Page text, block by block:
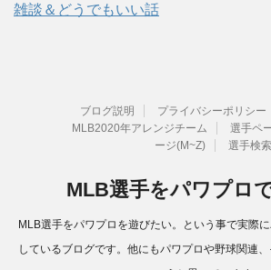
雑談＆どうでもいい話
ブログ説明 プライバシーポリシー
MLB2020年アレンジチーム
選手ペ
ージ(M~Z)
選手検索
MLB選手をパワプロ
MLB選手をパワプロを遊びたい。という事で実際
しているブログです。他にもパワプロや野球関連